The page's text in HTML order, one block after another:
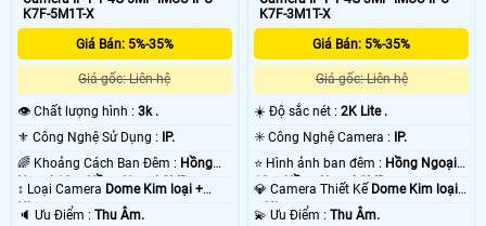
K7F-5M1T-X
Giá Bán: 5%-35%
Giá gốc: Liên hệ
👁 Chất lượng hình : 3k .
⚜️ Công Nghệ Sử Dụng :
IP.
🌈 Khoảng Cách Ban Đêm : Hồng
Ngoại 10m Hồng Ngoại SMD.
↕️ Loại Camera Dome Kim loại +
Nhựa.
️🔈 Ưu Điểm : Thu Âm.
K7F-3M1T-X
Giá Bán: 5%-35%
Giá gốc: Liên hệ
☀️ Độ sắc nét :2K Lite .
✳️ Công Nghệ Camera :
IP.
⭐ Hình ảnh ban đêm : Hồng Ngoại
10m Hồng Ngoại SMD.
💎 Camera Thiết Kế Dome Kim loại
+ Nhựa.
️💫 Ưu Điểm :Thu Âm.